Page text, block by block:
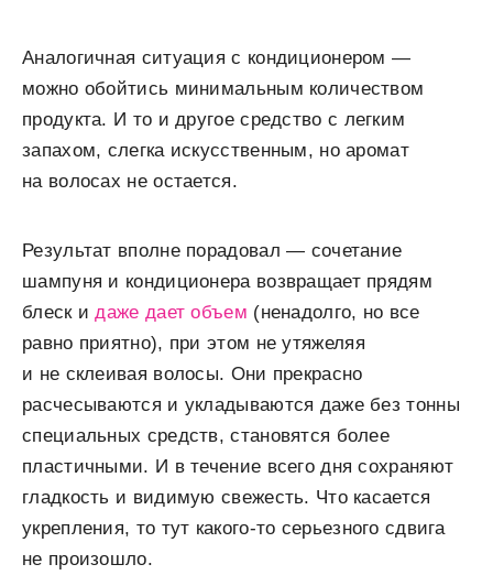
Аналогичная ситуация с кондиционером —
можно обойтись минимальным количеством
продукта. И то и другое средство с легким
запахом, слегка искусственным, но аромат
на волосах не остается.
Результат вполне порадовал — сочетание
шампуня и кондиционера возвращает прядям
блеск идаже дает объем (ненадолго, но все
равно приятно), при этом не утяжеляя
и не склеивая волосы. Они прекрасно
расчесываются и укладываются даже без тонны
специальных средств, становятся более
пластичными. И в течение всего дня сохраняют
гладкость и видимую свежесть. Что касается
укрепления, то тут какого-то серьезного сдвига
не произошло.